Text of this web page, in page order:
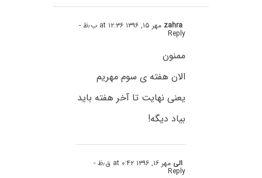
zahra مهر ۱۵, ۱۳۹۶ at ۱۲:۳۶ ب٫ظ -
Reply
ممنون
الان هفته ی سوم مهریم
یعنی نهایت تا آخر هفته باید
بیاد دیگه!
الی مهر ۱۶, ۱۳۹۶ at ۰:۴۲ ق٫ظ -
Reply